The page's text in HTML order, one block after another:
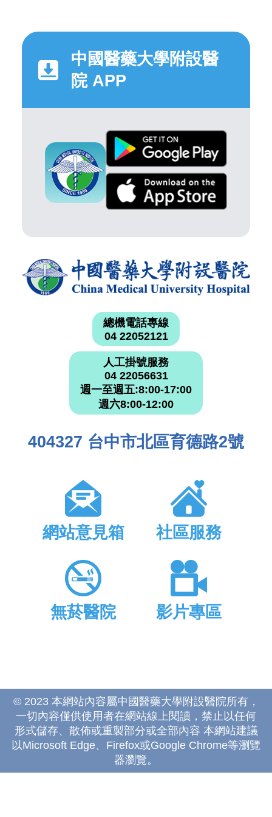
中國醫藥大學附設醫
院 APP
總機電話專線
04 22052121
人工掛號服務
04 22056631
週一至週五:8:00-17:00
週六8:00-12:00
404327 台中市北區育德路2號
網站意見箱 社區服務
無菸醫院 影片專區
© 2023 本網站內容屬中國醫藥大學附設醫院所有，
一切內容僅供使用者在網站線上閱讀，禁止以任何
形式儲存、散佈或重製部分或全部內容 本網站建議
以Microsoft Edge、Firefox或Google Chrome等瀏覽
器瀏覽。